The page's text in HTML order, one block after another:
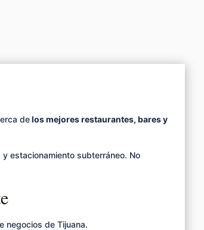
delos mejores restaurantes, bares y
estacionamiento subterráneo. No
negocios de Tijuana.